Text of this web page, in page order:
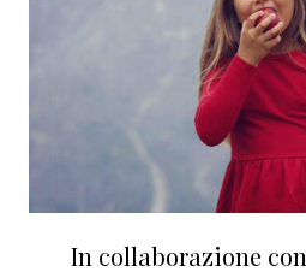
In collaborazione con